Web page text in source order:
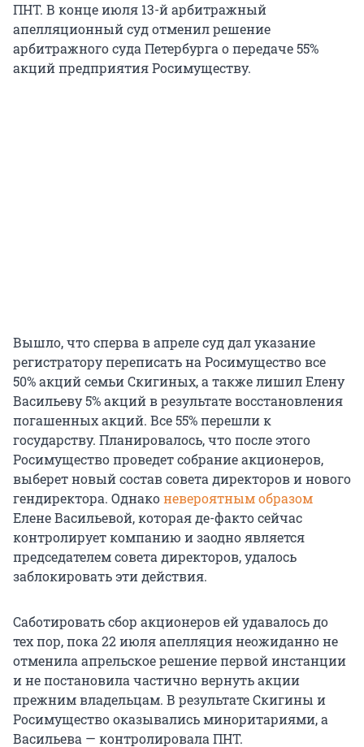
ПНТ. В конце июля 13-й арбитражный
апелляционный суд отменил решение
арбитражного суда Петербурга о передаче 55%
акций предприятия Росимуществу.
Вышло, что сперва в апреле суд дал указание
регистратору переписать на Росимущество все
50% акций семьи Скигиных, а также лишил Елену
Васильеву 5% акций в результате восстановления
погашенных акций. Все 55% перешли к
государству. Планировалось, что после этого
Росимущество проведет собрание акционеров,
выберет новый состав совета директоров и нового
гендиректора. Однаконевероятным образом
Елене Васильевой, которая де-факто сейчас
контролирует компанию и заодно является
председателем совета директоров, удалось
заблокировать эти действия.
Саботировать сбор акционеров ей удавалось до
тех пор, пока 22 июля апелляция неожиданно не
отменила апрельское решение первой инстанции
и не постановила частично вернуть акции
прежним владельцам. В результате Скигины и
Росимущество оказывались миноритариями, а
Васильева — контролировала ПНТ.